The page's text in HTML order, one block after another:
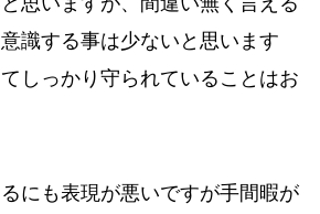
識する事は少ないと思います
しっかり守られていることはお
にも表現が悪いですが手間暇が